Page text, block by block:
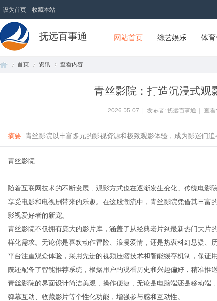
设为首页 收藏本站
抚远百事通 网站首页 综艺娱乐 体
首页 资讯 查看内容
青丝影院：打造沉浸式观
2026-05-07 发布者: 抚远百事通 查
摘要: 青丝影院以丰富多元的影视资源和极致观影体验，成为影迷们
青丝影院
随着互联网技术的不断发展，观影方式也在逐渐发生变化。传统电
享受电影和电视剧带来的乐趣。在这股潮流中，青丝影院凭借其丰富
影视爱好者的新宠。
青丝影院不仅拥有庞大的影片库，涵盖了从经典老片到最新热门大片
样化需求。无论你是喜欢动作冒险、浪漫爱情，还是热衷科幻悬疑、
平台注重观众体验，采用先进的视频压缩技术和智能缓存机制，保证
院还配备了智能推荐系统，根据用户的观看历史和兴趣偏好，精准推
青丝影院的界面设计简洁美观，操作便捷，无论是电脑端还是移动端
弹幕互动、收藏影片等个性化功能，增强参与感和互动性。